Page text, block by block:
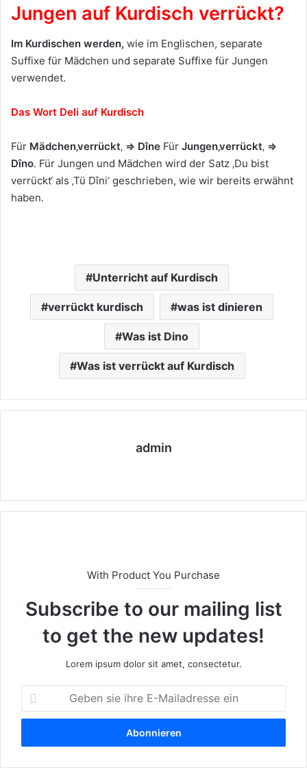
Jungen auf Kurdisch verrückt?
Im Kurdischen werden, wie im Englischen, separate
Suffixe für Mädchen und separate Suffixe für Jungen
verwendet.
Das Wort Deli auf Kurdisch
Für Mädchen‚verrückt‚ ⇒ Dîne Für Jungen‚verrückt‚ ⇒
Dîno. Für Jungen und Mädchen wird der Satz ‚Du bist
verrückt‘ als ‚Tü Dîni‘ geschrieben, wie wir bereits erwähnt
haben.
Unterricht auf Kurdisch
verrückt kurdisch was ist dinieren
Was ist Dino
Was ist verrückt auf Kurdisch
admin
eit
With Product You Purchase
Subscribe to our mailing list
to get the new updates!
Lorem ipsum dolor sit amet, consectetur.
b
n